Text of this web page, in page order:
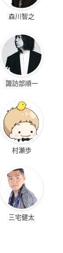
森川智之
諏訪部順一
村瀬歩
三宅健太